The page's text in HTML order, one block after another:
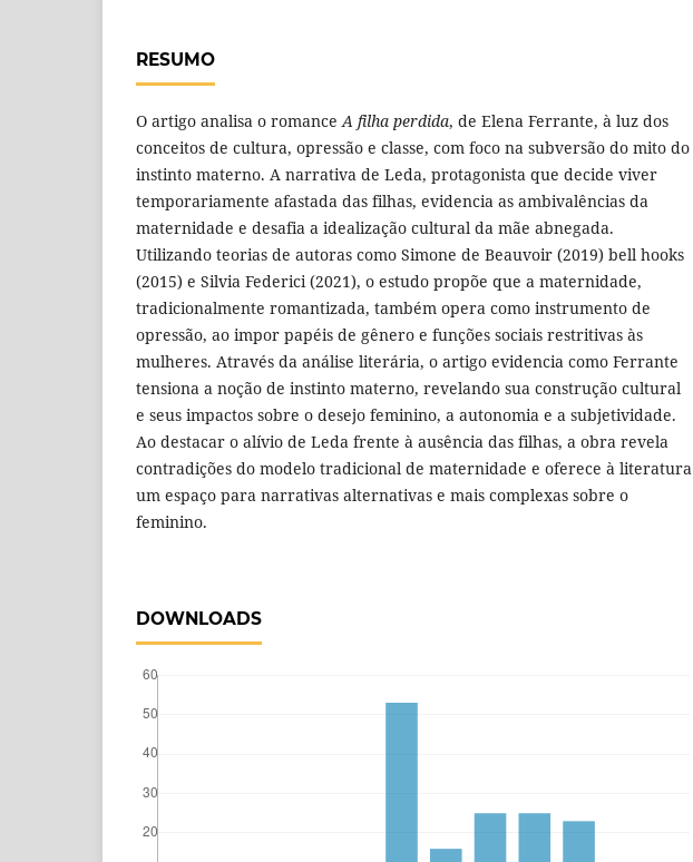
RESUMO
O artigo analisa o romanceA filha perdida, de Elena Ferrante, à luz dos
conceitos de cultura, opressão e classe, com foco na subversão do mito do
instinto materno. A narrativa de Leda, protagonista que decide viver
temporariamente afastada das filhas, evidencia as ambivalências da
maternidade e desafia a idealização cultural da mãe abnegada.
Utilizando teorias de autoras como Simone de Beauvoir (2019) bell hooks
(2015) e Silvia Federici (2021), o estudo propõe que a maternidade,
tradicionalmente romantizada, também opera como instrumento de
opressão, ao impor papéis de gênero e funções sociais restritivas às
mulheres. Através da análise literária, o artigo evidencia como Ferrante
tensiona a noção de instinto materno, revelando sua construção cultural
e seus impactos sobre o desejo feminino, a autonomia e a subjetividade.
Ao destacar o alívio de Leda frente à ausência das filhas, a obra revela
contradições do modelo tradicional de maternidade e oferece à literatura
um espaço para narrativas alternativas e mais complexas sobre o
feminino.
DOWNLOADS